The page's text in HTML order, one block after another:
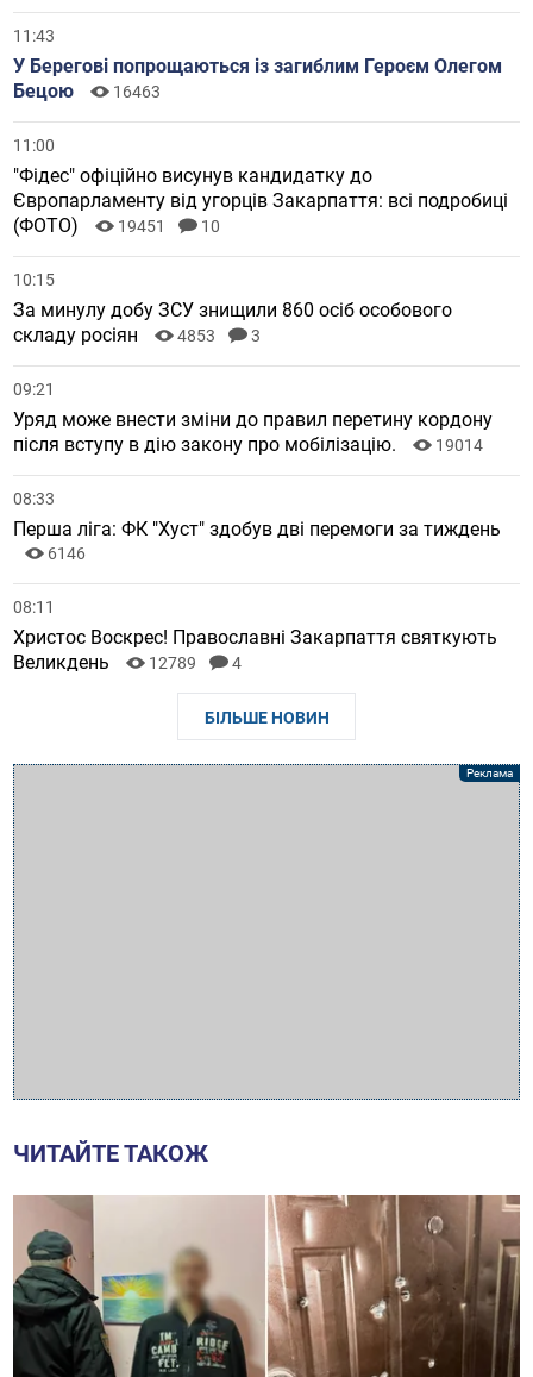
11:43
У Берегові попрощаються із загиблим Героєм Олегом
Бецою
16463
11:00
"Фідес" офіційно висунув кандидатку до
Європарламенту від угорців Закарпаття: всі подробиці
(ФОТО)
19451 10
10:15
За минулу добу ЗСУ знищили 860 осіб особового
складу росіян
4853 3
09:21
Уряд може внести зміни до правил перетину кордону
після вступу в дію закону про мобілізацію.
19014
08:33
Перша ліга: ФК "Хуст" здобув дві перемоги за тиждень
6146
08:11
Христос Воскрес! Православні Закарпаття святкують
Великдень
12789 4
БІЛЬШЕ НОВИН
ЧИТАЙТЕ ТАКОЖ